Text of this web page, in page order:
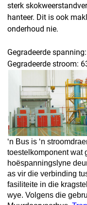
sterk
hanteer. Dit is ook
onderhoud nie.
Gegradeerde
Gegradeerde stroom:
‘n Bus is ‘n
toestelkomponent wat
hoëspanningslyne
as vir die verbinding
fasiliteite in die
wye. Volgens die